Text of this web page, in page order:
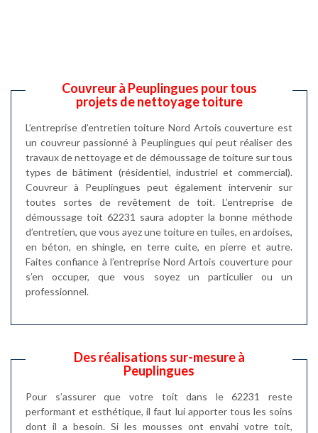
Couvreur à Peuplingues pour tous
projets de nettoyage toiture
L’entreprise d’entretien toiture Nord Artois couverture est
un couvreur passionné à Peuplingues qui peut réaliser des
travaux de nettoyage et de démoussage de toiture sur tous
types de bâtiment (résidentiel, industriel et commercial).
Couvreur à Peuplingues peut également intervenir sur
toutes sortes de revêtement de toit. L’entreprise de
démoussage toit 62231 saura adopter la bonne méthode
d’entretien, que vous ayez une toiture en tuiles, en ardoises,
en béton, en shingle, en terre cuite, en pierre et autre.
Faites confiance à l’entreprise Nord Artois couverture pour
s’en occuper, que vous soyez un particulier ou un
professionnel.
Des réalisations sur-mesure à
Peuplingues
Pour s’assurer que votre toit dans le 62231 reste
performant et esthétique, il faut lui apporter tous les soins
dont il a besoin. Si les mousses ont envahi votre toit,